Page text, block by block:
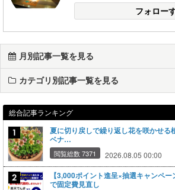
フォロー
月別記事一覧を見る
カテゴリ別記事一覧を見る
総合記事ランキング
夏に切り戻しで繰り返し花を咲かせ
ベナ…
閲覧総数 7371 2026.08.05 00:00
【3,000ポイント進呈×抽選キャンペ
で固定費見直し